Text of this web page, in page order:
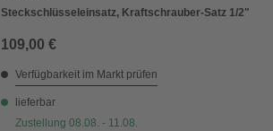
Steckschlüsseleinsatz, Kraftschrauber-Satz 1/2"
109,00 €
Verfügbarkeit im Markt prüfen
lieferbar
Zustellung 08.08. - 11.08.